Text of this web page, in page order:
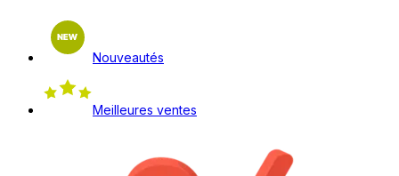
Nouveautés
Meilleures ventes